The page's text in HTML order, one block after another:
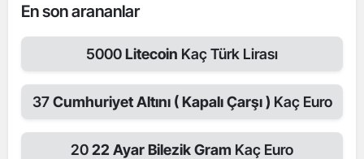
En son arananlar
5000Litecoin Kaç Türk Lirası
37Cumhuriyet Altını ( Kapalı Çarşı ) Kaç Euro
2022 Ayar Bilezik Gram Kaç Euro